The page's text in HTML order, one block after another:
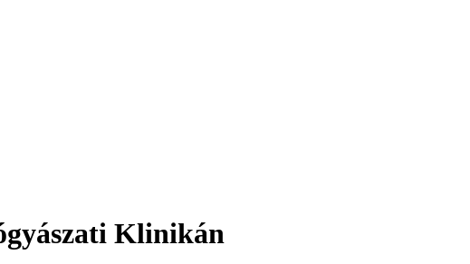
Klinikán